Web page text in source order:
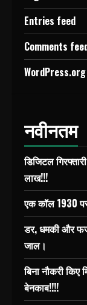
Entries feed
Comments
WordPress.org
नवीनतम
डिजिटल
लाख!!!
एक कॉल 1930
डर, धमकी और
जाल।
बिना नौकरी किए
बेनकाब!!!!